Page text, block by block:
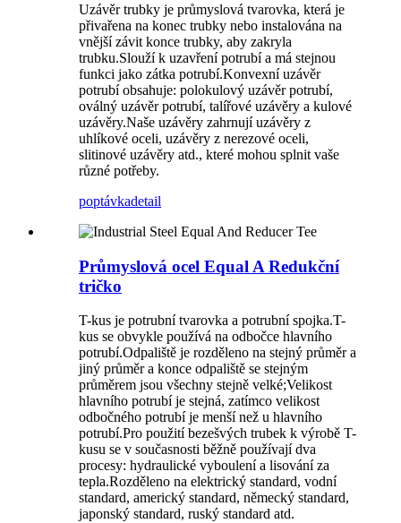
Uzávěr trubky je průmyslová tvarovka, která je
přivařena na konec trubky nebo instalována na
vnější závit konce trubky, aby zakryla
trubku.Slouží k uzavření potrubí a má stejnou
funkci jako zátka potrubí.Konvexní uzávěr
potrubí obsahuje: polokulový uzávěr potrubí,
oválný uzávěr potrubí, talířové uzávěry a kulové
uzávěry.Naše uzávěry zahrnují uzávěry z
uhlíkové oceli, uzávěry z nerezové oceli,
slitinové uzávěry atd., které mohou splnit vaše
různé potřeby.
poptávkadetail
Průmyslová ocel Equal A Redukční
tričko
T-kus je potrubní tvarovka a potrubní spojka.T-
kus se obvykle používá na odbočce hlavního
potrubí.Odpaliště je rozděleno na stejný průměr a
jiný průměr a konce odpaliště se stejným
průměrem jsou všechny stejně velké;Velikost
hlavního potrubí je stejná, zatímco velikost
odbočného potrubí je menší než u hlavního
potrubí.Pro použití bezešvých trubek k výrobě T-
kusu se v současnosti běžně používají dva
procesy: hydraulické vyboulení a lisování za
tepla.Rozděleno na elektrický standard, vodní
standard, americký standard, německý standard,
japonský standard, ruský standard atd.